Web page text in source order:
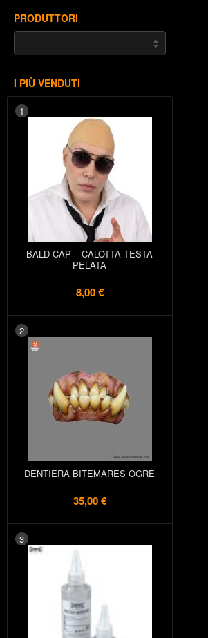
PRODUTTORI
I PIÙ VENDUTI
1
BALD CAP – CALOTTA TESTA
PELATA
8,00 €
2
DENTIERA BITEMARES OGRE
35,00 €
3